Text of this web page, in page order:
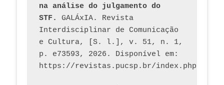
na análise do julgamento do
STF.
GALÁxIA. Revista
Interdisciplinar de Comunicação
e Cultura, [S. l.], v. 51, n. 1,
p. e73593, 2026. Disponível em: